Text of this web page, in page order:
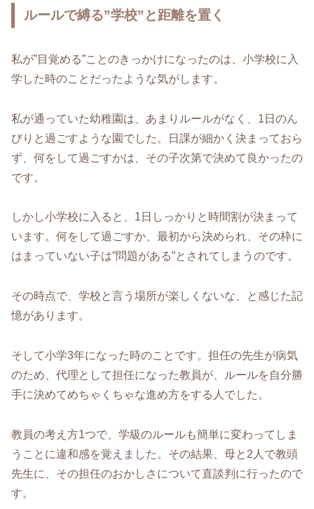
ルールで縛る”学校”と距離を置く
私が”目覚める”ことのきっかけになったのは、小学校に入
学した時のことだったような気がします。
私が通っていた幼稚園は、あまりルールがなく、1日のん
びりと過ごすような園でした。日課が細かく決まっておら
ず、何をして過ごすかは、その子次第で決めて良かったの
です。
しかし小学校に入ると、1日しっかりと時間割が決まって
います。何をして過ごすか、最初から決められ、その枠に
はまっていない子は”問題がある”とされてしまうのです。
その時点で、学校と言う場所が楽しくないな、と感じた記
憶があります。
そして小学3年になった時のことです。担任の先生が病気
のため、代理として担任になった教員が、ルールを自分勝
手に決めてめちゃくちゃな進め方をする人でした。
教員の考え方1つで、学級のルールも簡単に変わってしま
うことに違和感を覚えました。その結果、母と2人で教頭
先生に、その担任のおかしさについて直談判に行ったので
す。